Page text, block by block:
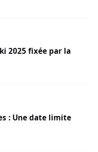
2025 fixée par la
: Une date limite